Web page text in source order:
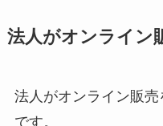
法人がオンライン
法人がオンライン販
です。